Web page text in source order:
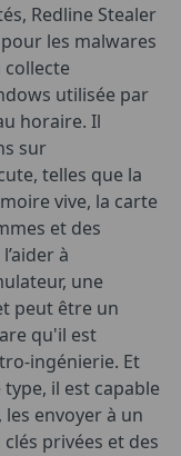
Redline Stealer
les malwares
utilisée par
horaire. Il
sur
telles que la
vive, la carte
et des
à
une
peut être un
qu'il est
ingénierie. Et
il est capable
envoyer à un
privées et des